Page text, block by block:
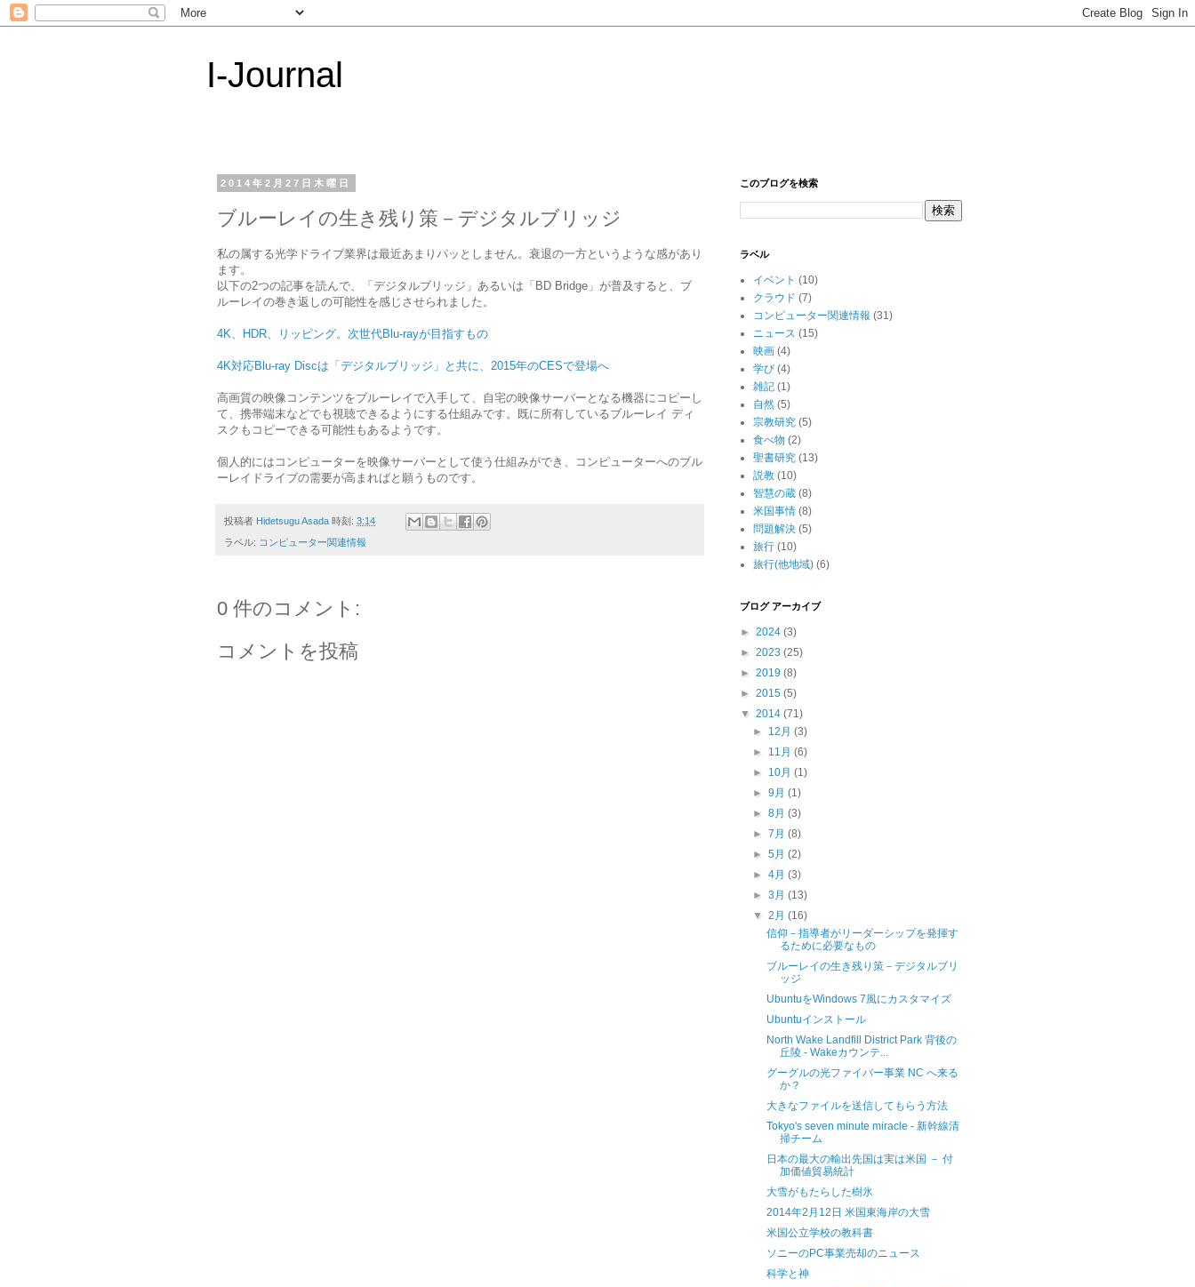
I-Journal
2014年2月27日木曜日
ブルーレイの生き残り策－デジタルブリッジ
私の属する光学ドライブ業界は最近あまりパッとしません。衰退の一方というような感があり
ます。
以下の2つの記事を読んで、「デジタルブリッジ」あるいは「BD Bridge」が普及すると、ブ
ルーレイの巻き返しの可能性を感じさせられました。
4K、HDR、リッピング。次世代Blu-rayが目指すもの
4K対応Blu-ray Discは「デジタルブリッジ」と共に、2015年のCESで登場へ
高画質の映像コンテンツをブルーレイで入手して、自宅の映像サーバーとなる機器にコピーし
て、携帯端末などでも視聴できるようにする仕組みです。既に所有しているブルーレイ ディ
スクもコピーできる可能性もあるようです。
個人的にはコンピューターを映像サーバーとして使う仕組みができ、コンピューターへのブル
ーレイドライブの需要が高まればと願うものです。
投稿者 Hidetsugu Asada 時刻: 3:14
ラベル: コンピューター関連情報
0 件のコメント:
コメントを投稿
このブログを検索
ラベル
イベント (10)
クラウド (7)
コンピューター関連情報 (31)
ニュース (15)
映画 (4)
学び (4)
雑記 (1)
自然 (5)
宗教研究 (5)
食べ物 (2)
聖書研究 (13)
説教 (10)
智慧の蔵 (8)
米国事情 (8)
問題解決 (5)
旅行 (10)
旅行(他地域) (6)
ブログ アーカイブ
► 2024 (3)
► 2023 (25)
► 2019 (8)
► 2015 (5)
▼ 2014 (71)
► 12月(3)
► 11月(6)
► 10月(1)
►9月(1)
►8月(3)
►7月(8)
►5月(2)
►4月(3)
►3月(13)
▼2月(16)
信仰－指導者がリーダーシップを発揮す
るために必要なもの
ブルーレイの生き残り策－デジタルブリ
ッジ
UbuntuをWindows 7風にカスタマイズ
Ubuntuインストール
North Wake Landfill District Park 背後の
丘陵 - Wakeカウンテ...
グーグルの光ファイバー事業 NC へ来る
か？
大きなファイルを送信してもらう方法
Tokyo's seven minute miracle - 新幹線清
掃チーム
日本の最大の輸出先国は実は米国 － 付
加価値貿易統計
大雪がもたらした樹氷
2014年2月12日 米国東海岸の大雪
米国公立学校の教科書
ソニーのPC事業売却のニュース
科学と神